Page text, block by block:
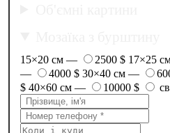
15×20 см — 2500 $ 17×25
—
4000 $ 30×40 см —
$ 40×60 см — 10000 $